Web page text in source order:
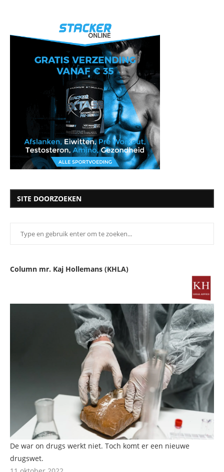
SITE DOORZOEKEN
Column mr. Kaj Hollemans (KHLA)
De war on drugs werkt niet. Toch komt er een nieuwe
drugswet.